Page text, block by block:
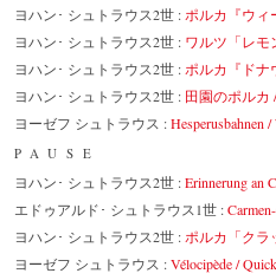
ヨハン･ シュトラウス2世 : ポルカ『ウィ
ヨハン･ シュトラウス2世 : ワルツ「レモ
ヨハン･ シュトラウス2世 : ポルカ『ドナ
ヨハン･ シュトラウス2世 : 田園のポルカ
ヨーゼフ シュトラウス :Hesperusbahnen
PAUSE
ヨハン･ シュトラウス2世 :Erinnerung an
エドゥアルド･ シュトラウス1世 :
ヨハン･ シュトラウス2世 : ポルカ「クラ
ヨーゼフ シュトラウス :Vélocipède /